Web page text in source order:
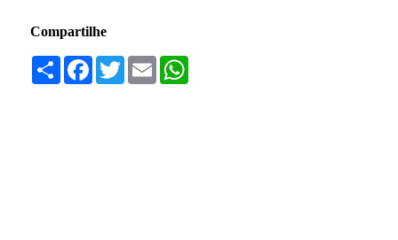
Compartilhe
Compartilhar
Facebook
TwitterEmail